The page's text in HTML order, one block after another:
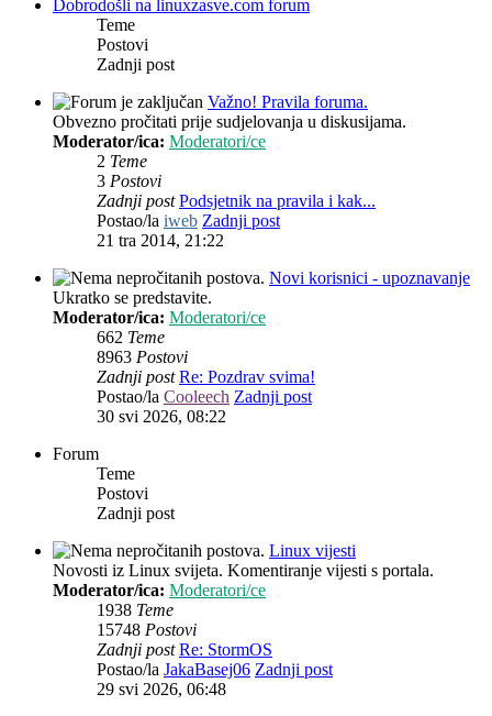
Dobrodošli na linuxzasve.com forum
Teme
Postovi
Zadnji post
Važno! Pravila foruma.
Obvezno pročitati prije sudjelovanja u diskusijama.
Moderator/ica: Moderatori/ce
2 Teme
3 Postovi
Zadnji post Podsjetnik na pravila i kak...
Postao/la iweb Zadnji post
21 tra 2014, 21:22
Novi korisnici - upoznavanje
Ukratko se predstavite.
Moderator/ica: Moderatori/ce
662 Teme
8963 Postovi
Zadnji post Re: Pozdrav svima!
Postao/la Cooleech Zadnji post
30 svi 2026, 08:22
Forum
Teme
Postovi
Zadnji post
Linux vijesti
Novosti iz Linux svijeta. Komentiranje vijesti s portala.
Moderator/ica: Moderatori/ce
1938 Teme
15748 Postovi
Zadnji post Re: StormOS
Postao/la JakaBasej06 Zadnji post
29 svi 2026, 06:48